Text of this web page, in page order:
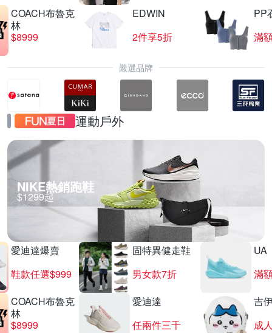
COACH布魯克
林
$8999
EDWIN
2件享5折
PP
滿
嚴選品牌
運動戶外
NIKE熱銷跑鞋
$1299起
愛迪達爆賣
鞋款任選$999
固特異健走鞋
男女款7折
UA
滿
COACH布魯克
林
$8999
愛迪達
任兩件三千
吉